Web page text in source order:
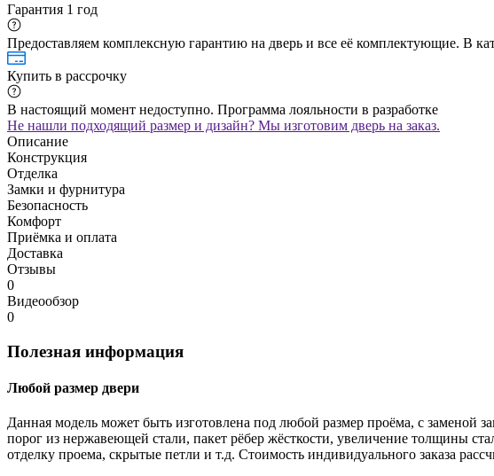
Гарантия 1 год
Предоставляем комплексную гарантию на дверь и все её комплектующие. В
Купить в рассрочку
В настоящий момент недоступно. Программа лояльности в разработке
Не нашли подходящий размер и дизайн? Мы изготовим дверь на заказ.
Описание
Конструкция
Отделка
Замки и фурнитура
Безопасность
Комфорт
Приёмка и оплата
Доставка
Отзывы
0
Видеообзор
0
Полезная информация
Любой размер двери
Данная модель может быть изготовлена под любой размер проёма, с заменой
порог из нержавеющей стали, пакет рёбер жёсткости, увеличение толщины
отделку проема, скрытые петли и т.д. Стоимость индивидуального заказа